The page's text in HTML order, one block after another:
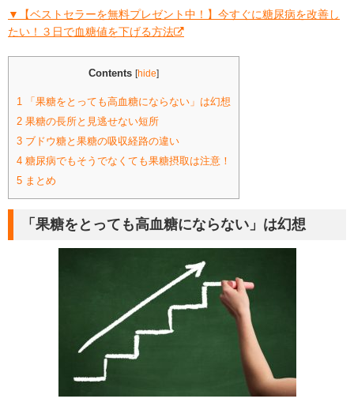
▼【ベストセラーを無料プレゼント中！】今すぐに糖尿病を改善し
たい！３日で血糖値を下げる方法
Contents [hide]
1 「果糖をとっても高血糖にならない」は幻想
2 果糖の長所と見逃せない短所
3 ブドウ糖と果糖の吸収経路の違い
4 糖尿病でもそうでなくても果糖摂取は注意！
5 まとめ
「果糖をとっても高血糖にならない」は幻想